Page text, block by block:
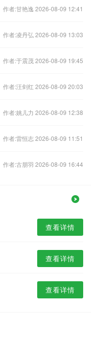
作者:甘艳逸 2026-08-09 12:41
作者:凌丹弘 2026-08-09 13:03
作者:于震茂 2026-08-09 19:45
作者:汪剑红 2026-08-09 20:03
作者:姚儿力 2026-08-09 12:38
作者:雷恒志 2026-08-09 11:51
作者:古朋羽 2026-08-09 16:44
查看详情
查看详情
查看详情